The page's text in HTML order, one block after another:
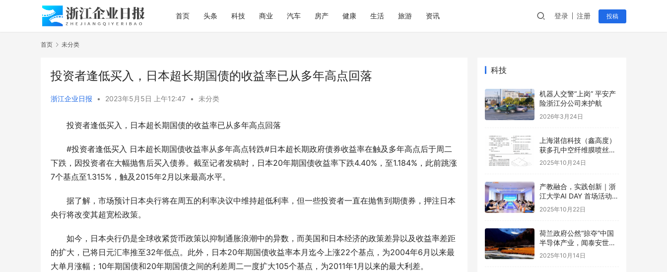
首页 头条 科技 商业 汽车 房产 健康 生活 旅游 资讯 登录 注册 投稿
首页 未分类
投资者逢低买入，日本超长期国债的收益率已从多年高点回落
浙江企业日报 • 2023年5月5日 上午12:47 • 未分类
投资者逢低买入，日本超长期国债的收益率已从多年高点回落
#投资者逢低买入 日本超长期国债收益率从多年高点转跌#日本超长期政府债券收益率在触及多年高点后于周二
下跌，因投资者在大幅抛售后买入债券。截至记者发稿时，日本20年期国债收益率下跌4.40%，至1.184%，此前跳涨
7个基点至1.315%，触及2015年2月以来最高水平。
据了解，市场预计日本央行将在周五的利率决议中维持超低利率，但一些投资者一直在抛售到期债券，押注日本
央行将改变其超宽松政策。
如今，日本央行仍是全球收紧货币政策以抑制通胀浪潮中的异数，而美国和日本经济的政策差异以及收益率差距
的扩大，已将日元汇率推至32年低点。此外，日本20年期国债收益率本月迄今上涨22个基点，为2004年6月以来最
大单月涨幅；10年期国债和20年期国债之间的利差周二一度扩大105个基点，为2011年1月以来的最大利差。
科技
机器人交警“上岗” 平安产
险浙江分公司来护航
2026年3月24日
上海湛信科技（鑫高度）
获多孔中空纤维膜喷丝装
置等2项专利
2025年10月24日
产教融合，实践创新｜浙
江大学AI DAY 首场活动成
功举办！
2025年10月22日
荷兰政府公然“掠夺”中国
半导体产业，闻泰安世坚
决捍卫
2025年10月14日